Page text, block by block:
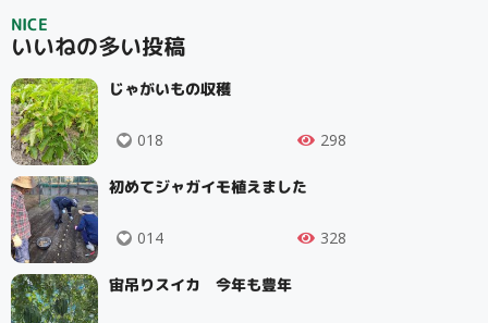
NICE
いいねの多い投稿
じゃがいもの収穫
018 298
初めてジャガイモ植えました
014 328
宙吊りスイカ 今年も豊年